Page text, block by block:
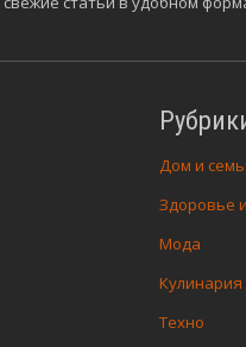
Дом и
Здоровье
Мода
Кулинария
Техно